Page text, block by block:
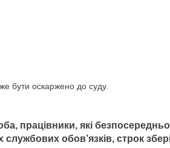
бути оскаржено до суду.
працівники, які
обов’язків, строк